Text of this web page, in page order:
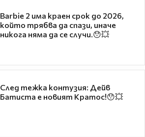
Barbie 2 има краен срок до 2026,
който трябва да спази, иначе
никога няма да се случи.😯💥
След тежка контузия: Дейв
Батиста е новият Кратос!😯💥